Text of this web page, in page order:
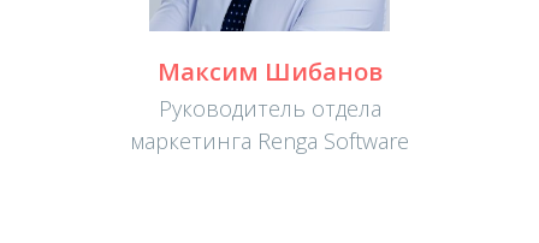
Максим Шибанов
Руководитель отдела
маркетинга Renga Software